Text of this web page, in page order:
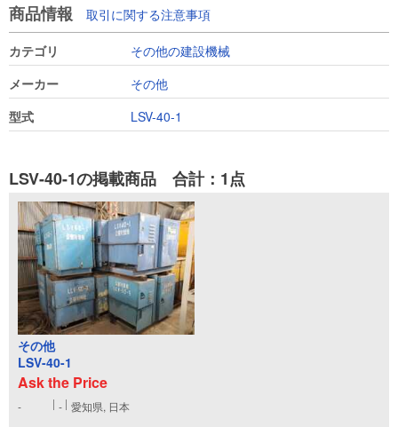
商品情報 取引に関する注意事項
カテゴリ
その他の建設機械
メーカー
その他
型式
LSV-40-1
LSV-40-1の掲載商品 合計：1点
その他
LSV-40-1
Ask the Price
- - 愛知県, 日本